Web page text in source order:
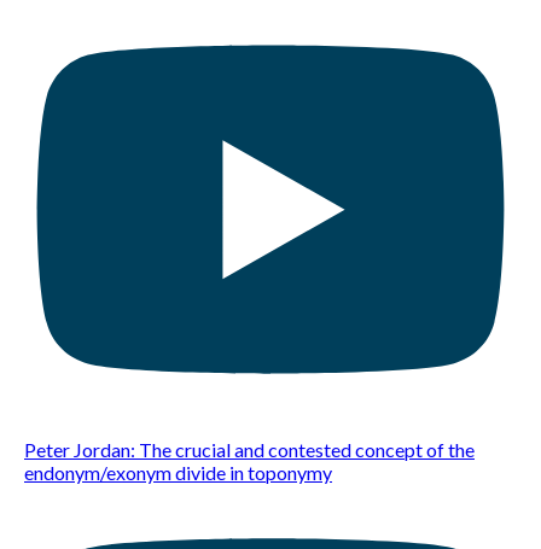
Peter Jordan: The crucial and contested concept of the
endonym/exonym divide in toponymy